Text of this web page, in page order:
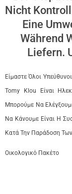
Nicht
Eine
Während
Liefern.
Είμαστε Όλοι
Tomy Klou Είναι
Μπορούμε Να
Να Κάνουμε Είναι Η
Κατά Την Παράδοση
Οικολογικό Πακέτο